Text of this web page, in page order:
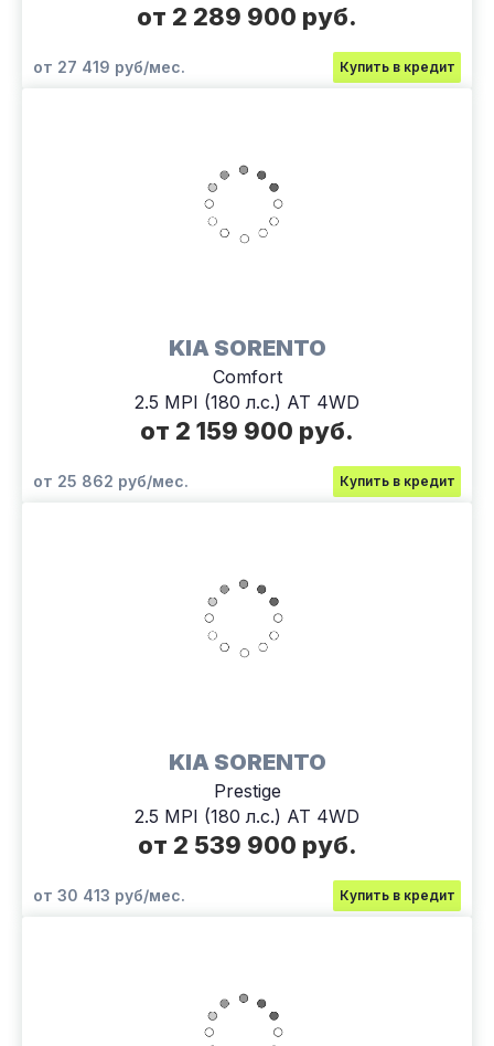
от 2 289 900 руб.
от 27 419 руб/мес. Купить в кредит
KIA SORENTO
Comfort
2.5 MPI (180 л.с.) АТ 4WD
от 2 159 900 руб.
от 25 862 руб/мес. Купить в кредит
KIA SORENTO
Prestige
2.5 MPI (180 л.с.) АТ 4WD
от 2 539 900 руб.
от 30 413 руб/мес. Купить в кредит